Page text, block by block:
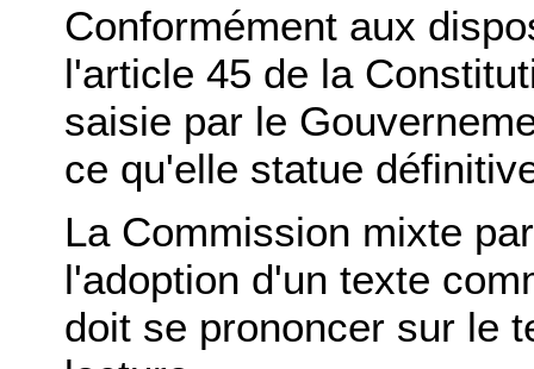
Conformément aux
l'article 45 de la
saisie par le
ce qu'elle statue
La Commission mixte
l'adoption d'un texte
doit se prononcer sur le